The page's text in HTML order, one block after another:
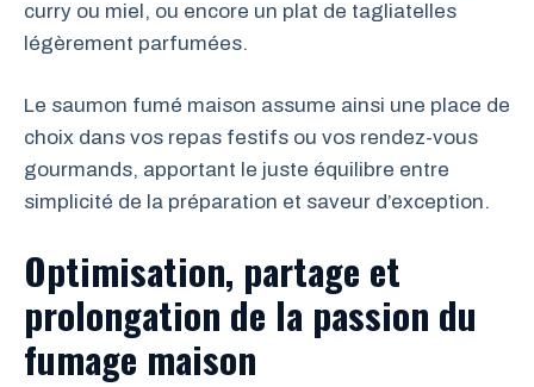
curry ou miel, ou encore un plat de tagliatelles
légèrement parfumées.
Le saumon fumé maison assume ainsi une place de
choix dans vos repas festifs ou vos rendez-vous
gourmands, apportant le juste équilibre entre
simplicité de la préparation et saveur d’exception.
Optimisation, partage et
prolongation de la passion du
fumage maison